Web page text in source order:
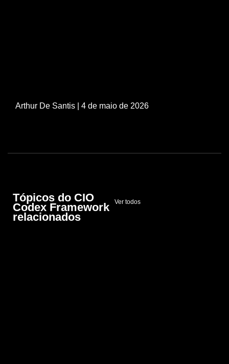
Arthur De Santis | 4 de maio de 2026
Tópicos do CIO
Codex Framework
relacionados
Ver todos